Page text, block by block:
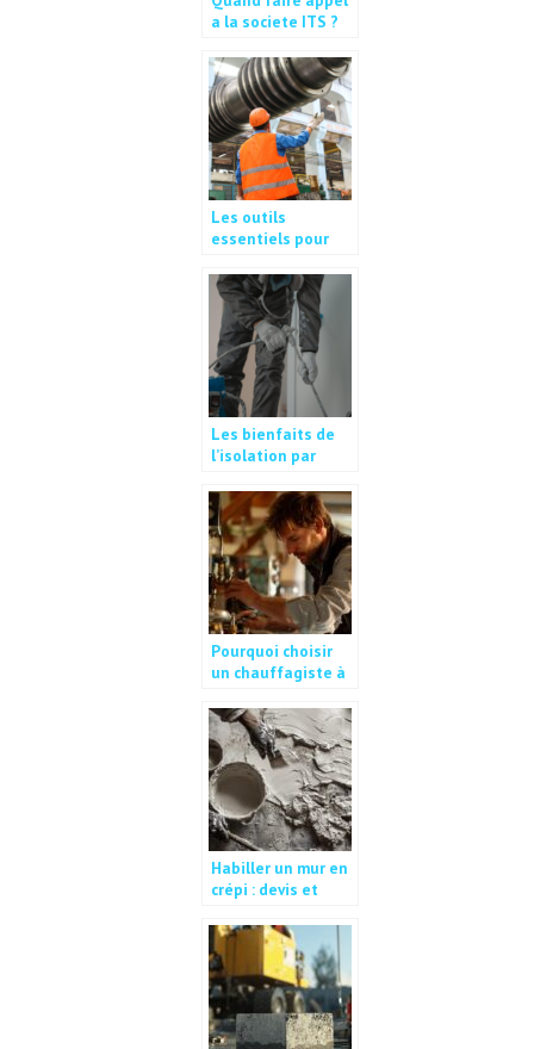
a la societe ITS ?
Les outils
essentiels pour
du btp : garantir
securite et
efficacite sur les
chantiers
Les bienfaits de
l’isolation par
Pourquoi choisir
un chauffagiste à
besoins en
chauffage et
plomberie ?
Habiller un mur en
crépi : devis et
réalisation selon
les matériaux